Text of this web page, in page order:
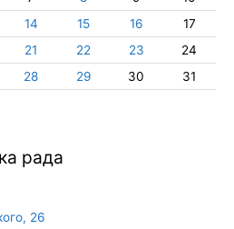
14 15 16
17
21 22 23
24
28 29 30
31
рада
26